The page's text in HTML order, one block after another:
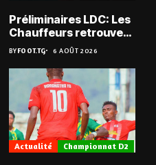
Préliminaires LDC: Les
Chauffeurs retrouvent
les Mimos
BYFOOT.TG 6 AOÛT 2026
Actualité Championnat D2